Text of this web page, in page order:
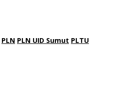
PLN PLN UID Sumut PLTU